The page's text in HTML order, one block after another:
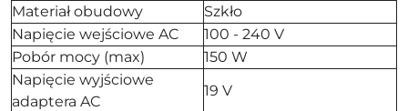
Materiał obudowy
Szkło
Napięcie wejściowe AC
100 - 240 V
Pobór mocy (max)
150 W
Napięcie wyjściowe
adaptera AC
19 V